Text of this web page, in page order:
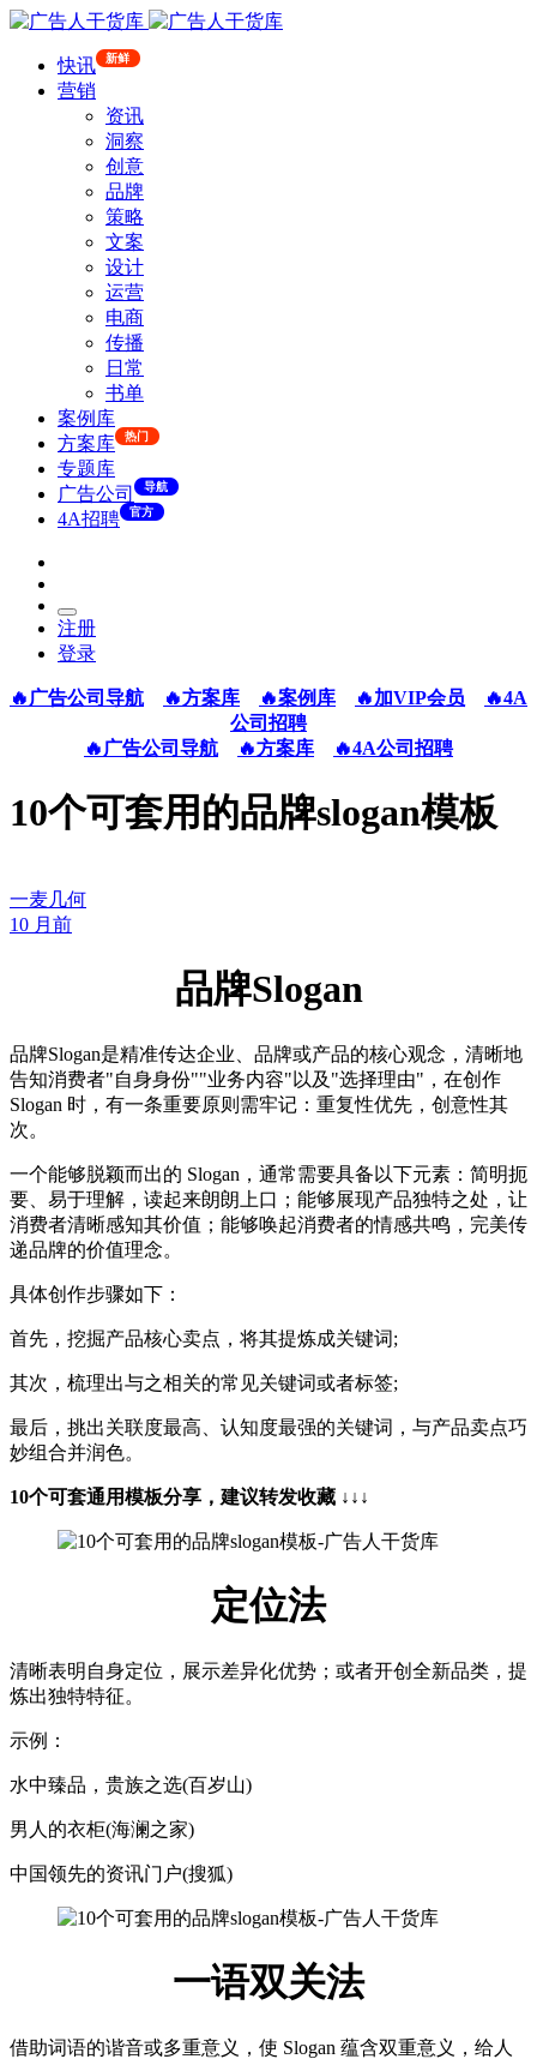
快讯 新鲜
营销
资讯
洞察
创意
品牌
策略
文案
设计
运营
电商
传播
日常
书单
案例库
方案库
热门
专题库
广告公司
导航
4A招聘 官方
注册
登录
🔥广告公司导航 🔥方案库 🔥案例库 🔥加VIP会员
🔥4A
公司招聘
🔥广告公司导航
🔥方案库 🔥4A公司招聘
10个可套用的品牌slogan模板
一麦几何
10 月前
品牌Slogan
品牌Slogan是精准传达企业、品牌或产品的核心观念，清晰地
告知消费者"自身身份""业务内容"以及"选择理由"，在创作
Slogan 时，有一条重要原则需牢记：重复性优先，创意性其
次。
一个能够脱颖而出的 Slogan，通常需要具备以下元素：简明扼
要、易于理解，读起来朗朗上口；能够展现产品独特之处，让
消费者清晰感知其价值；能够唤起消费者的情感共鸣，完美传
递品牌的价值理念。
具体创作步骤如下：
首先，挖掘产品核心卖点，将其提炼成关键词;
其次，梳理出与之相关的常见关键词或者标签;
最后，挑出关联度最高、认知度最强的关键词，与产品卖点巧
妙组合并润色。
10个可套通用模板分享，建议转发收藏 ↓↓↓
定位法
清晰表明自身定位，展示差异化优势；或者开创全新品类，提
炼出独特特征。
示例：
水中臻品，贵族之选(百岁山)
男人的衣柜(海澜之家)
中国领先的资讯门户(搜狐)
一语双关法
借助词语的谐音或多重意义，使 Slogan 蕴含双重意义，给人